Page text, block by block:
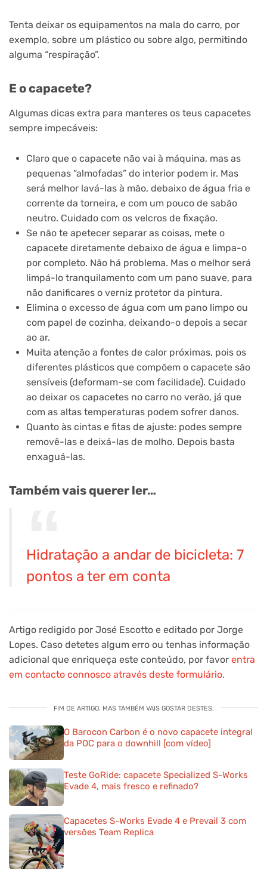
Tenta deixar os equipamentos na mala do carro, por
exemplo, sobre um plástico ou sobre algo, permitindo
alguma “respiração”.
E o capacete?
Algumas dicas extra para manteres os teus capacetes
sempre impecáveis:
Claro que o capacete não vai à máquina, mas as
pequenas “almofadas” do interior podem ir. Mas
será melhor lavá-las à mão, debaixo de água fria e
corrente da torneira, e com um pouco de sabão
neutro. Cuidado com os velcros de fixação.
Se não te apetecer separar as coisas, mete o
capacete diretamente debaixo de água e limpa-o
por completo. Não há problema. Mas o melhor será
limpá-lo tranquilamento com um pano suave, para
não danificares o verniz protetor da pintura.
Elimina o excesso de água com um pano limpo ou
com papel de cozinha, deixando-o depois a secar
ao ar.
Muita atenção a fontes de calor próximas, pois os
diferentes plásticos que compõem o capacete são
sensíveis (deformam-se com facilidade). Cuidado
ao deixar os capacetes no carro no verão, já que
com as altas temperaturas podem sofrer danos.
Quanto às cintas e fitas de ajuste: podes sempre
removê-las e deixá-las de molho. Depois basta
enxaguá-las.
Também vais querer ler…
Hidratação a andar de bicicleta: 7
pontos a ter em conta
Artigo redigido por José Escotto e editado por Jorge
Lopes. Caso detetes algum erro ou tenhas informação
adicional que enriqueça este conteúdo, por favor entra
em contacto connosco através deste formulário.
FIM DE ARTIGO. MAS TAMBÉM VAIS GOSTAR DESTES:
O Barocon Carbon é o novo capacete integral
da POC para o downhill [com vídeo]
Teste GoRide: capacete Specialized S-Works
Evade 4, mais fresco e refinado?
Capacetes S-Works Evade 4 e Prevail 3 com
versões Team Replica